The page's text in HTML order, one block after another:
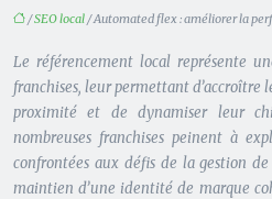
/SEO local/ Automated flex : améliorer la
Le référencement local représente
franchises, leur permettant d’accroître
proximité et de dynamiser leur
nombreuses franchises peinent à
confrontées aux défis de la gestion
maintien d’une identité de marque